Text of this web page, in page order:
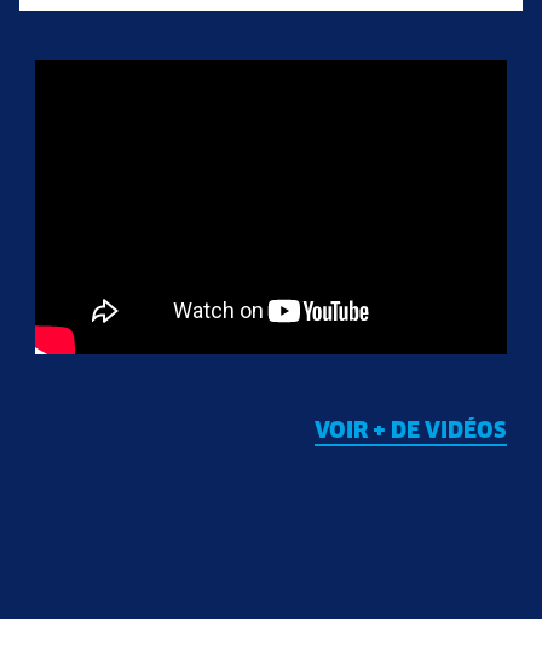
VOIR + DE VIDÉOS